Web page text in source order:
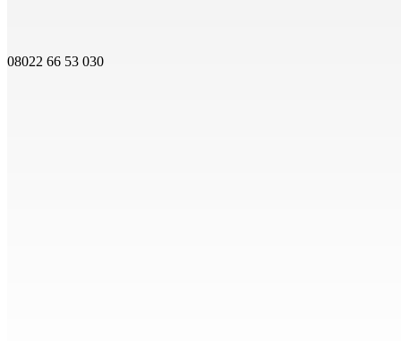
08022 66 53 030